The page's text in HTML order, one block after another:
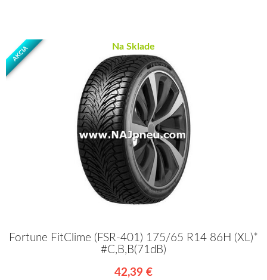
AKCIA Na Sklade
Fortune FitClime (FSR-401) 175/65 R14 86H (XL)*
#C,B,B(71dB)
42,39 €